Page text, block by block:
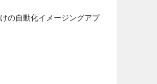
の自動化イメージングアプ